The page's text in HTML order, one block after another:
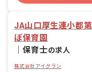
JA山口厚生連小郡
ぼ保育園
保育士の求人
株式会社アイグラン